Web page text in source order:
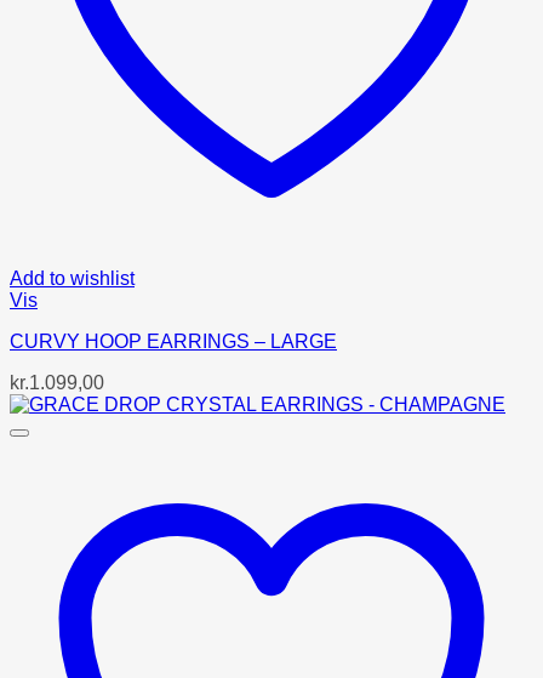
Add to wishlist
Vis
CURVY HOOP EARRINGS – LARGE
kr.1.099,00